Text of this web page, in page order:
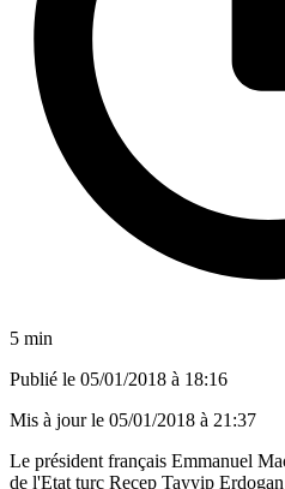
5 min
Publié le 05/01/2018 à 18:16
Mis à jour le 05/01/2018 à 21:37
Le président français Emmanuel
de l'Etat turc Recep Tayyip